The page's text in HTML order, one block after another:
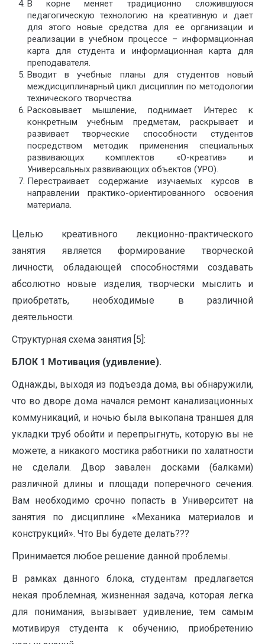
В корне меняет традиционно сложившуюся
педагогическую технологию на креативную и дает
для этого новые средства для ее организации и
реализации в учебном процессе – информационная
карта для студента и информационная карта для
преподавателя.
Вводит в учебные планы для студентов новый
междисциплинарный цикл дисциплин по методологии
технического творчества.
Расковывает мышление, поднимает Интерес к
конкретным учебным предметам, раскрывает и
развивает творческие способности студентов
посредством методик применения специальных
развивающих комплектов «О-креатив» и
Универсальных развивающих объектов (УРО).
Перестраивает содержание изучаемых курсов в
направлении практико-ориентированного освоения
материала.
Целью креативного лекционно-практического
занятия является формирование творческой
личности, обладающей способностями создавать
абсолютно новые изделия, творчески мыслить и
приобретать, необходимые в различной
деятельности.
Структурная схема занятия [5]:
БЛОК 1 Мотивация (удивление).
Однажды, выходя из подъезда дома, вы обнаружили,
что во дворе дома начался ремонт канализационных
коммуникаций, и ночью была выкопана траншея для
укладки труб обойти и перепрыгнуть, которую вы не
можете, а никакого мостика работники по халатности
не сделали. Двор завален досками (балками)
различной длины и площади поперечного сечения.
Вам необходимо срочно попасть в Университет на
занятия по дисциплине «Механика материалов и
конструкций». Что Вы будете делать???
Принимается любое решение данной проблемы.
В рамках данного блока, студентам предлагается
некая проблемная, жизненная задача, которая легка
для понимания, вызывает удивление, тем самым
мотивируя студента к обучению, приобретению